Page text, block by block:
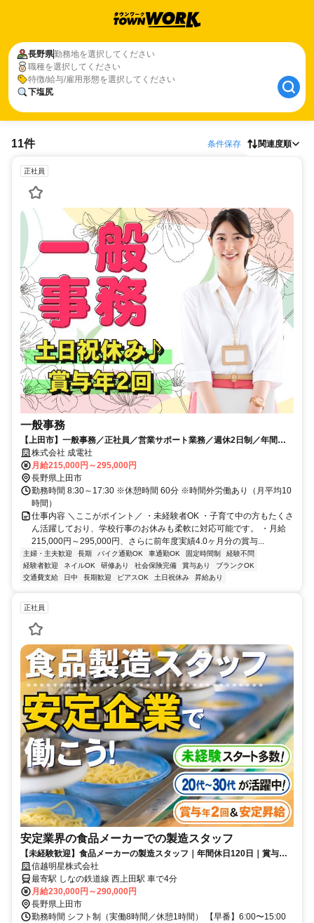
長野県勤務地を選択してください
職種を選択してください
特徴/給与/雇用形態を選択してください
下塩尻
11件 条件保存 関連度順
正社員
一般事務
【上田市】一般事務／正社員／営業サポート業務／週休2日制／年間休
日126日
株式会社 成電社
月給215,000円～295,000円
長野県上田市
勤務時間 8:30～17:30 ※休憩時間 60分 ※時間外労働あり（月平均10
時間）
仕事内容 ＼ここがポイント／ ・未経験者OK ・子育て中の方もたくさ
ん活躍しており、学校行事のお休みも柔軟に対応可能です。 ・月給
215,000円～295,000円、さらに前年度実績4.0ヶ月分の賞与...
主婦・主夫歓迎 長期 バイク通勤OK 車通勤OK 固定時間制
経験不問
経験者歓迎
ネイルOK 研修あり 社会保険完備 賞与あり
ブランクOK
交通費支給
日中 長期歓迎 ピアスOK 土日祝休み 昇給あり
正社員
安定業界の食品メーカーでの製造スタッフ
【未経験歓迎】食品メーカーの製造スタッフ｜年間休日120日｜賞与年2
回｜20〜30代活躍中｜転勤なし
信越明星株式会社
最寄駅 しなの鉄道線 西上田駅 車で4分
月給230,000円～290,000円
長野県上田市
勤務時間 シフト制（実働8時間／休憩1時間） 【早番】6:00〜15:00